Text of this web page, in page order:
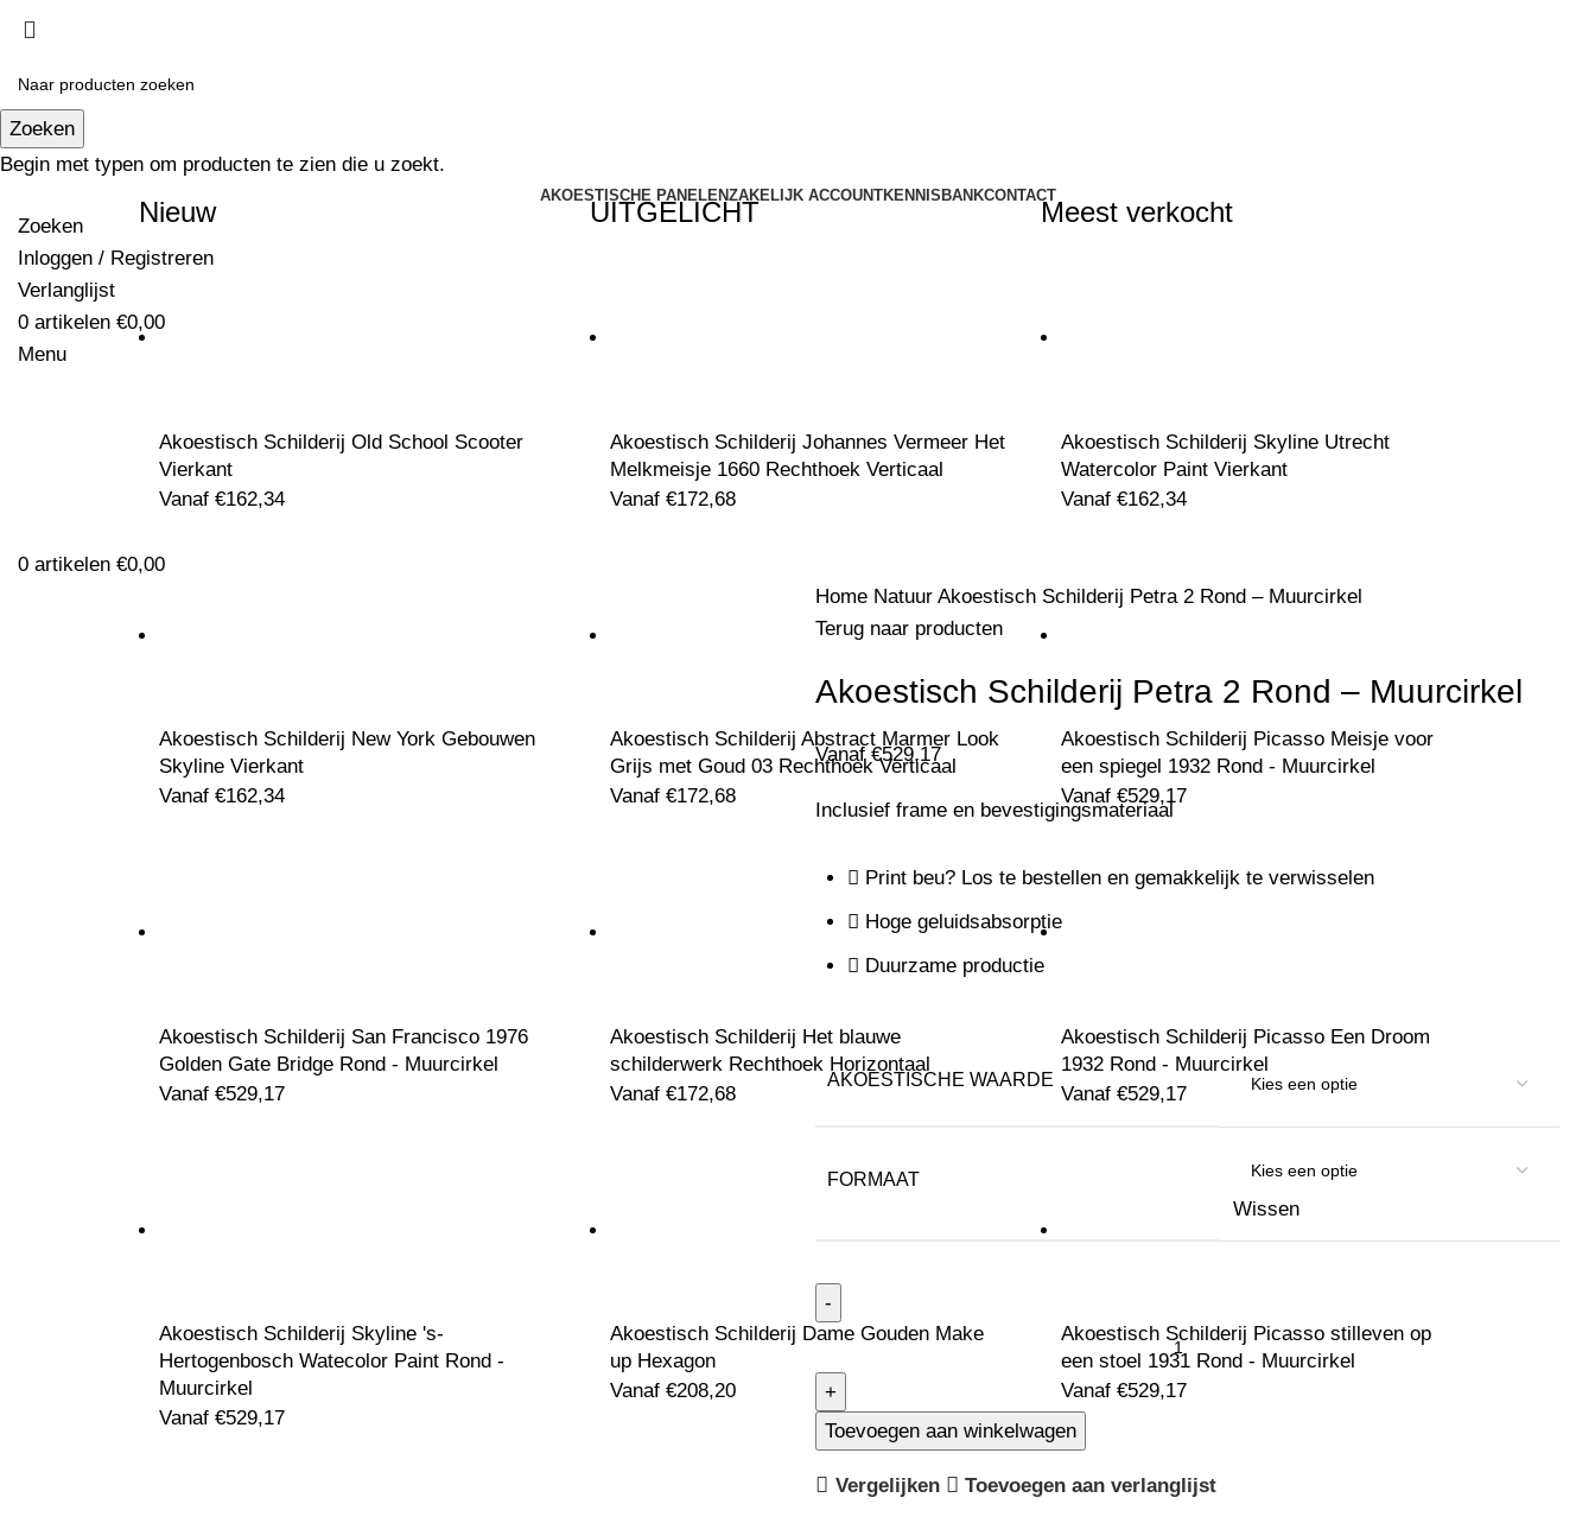
AKOESTISCHE PANELENZAKELIJK ACCOUNTKENNISBANKCONTACT
Zoeken
Inloggen / Registreren
Verlanglijst
0 artikelen €0,00
Menu
0 artikelen €0,00
Home Natuur Akoestisch Schilderij Petra 2 Rond – Muurcirkel
Terug naar producten
Akoestisch Schilderij Petra 2 Rond – Muurcirkel
Vanaf €529,17
Inclusief frame en bevestigingsmateriaal
Print beu? Los te bestellen en gemakkelijk te verwisselen
Hoge geluidsabsorptie
Duurzame productie
AKOESTISCHE WAARDE
FORMAAT
Wissen
Toevoegen aan winkelwagen
Vergelijken Toevoegen aan verlanglijst
Zoeken
Begin met typen om producten te zien die u zoekt.
Nieuw
Akoestisch Schilderij Old School Scooter
Vierkant
Vanaf €162,34
Akoestisch Schilderij New York Gebouwen
Skyline Vierkant
Vanaf €162,34
Akoestisch Schilderij San Francisco 1976
Golden Gate Bridge Rond - Muurcirkel
Vanaf €529,17
Akoestisch Schilderij Skyline 's-
Hertogenbosch Watecolor Paint Rond -
Muurcirkel
Vanaf €529,17
UITGELICHT
Akoestisch Schilderij Johannes Vermeer Het
Melkmeisje 1660 Rechthoek Verticaal
Vanaf €172,68
Akoestisch Schilderij Abstract Marmer Look
Grijs met Goud 03 Rechthoek Verticaal
Vanaf €172,68
Akoestisch Schilderij Het blauwe
schilderwerk Rechthoek Horizontaal
Vanaf €172,68
Akoestisch Schilderij Dame Gouden Make
up Hexagon
Vanaf €208,20
Meest verkocht
Akoestisch Schilderij Skyline Utrecht
Watercolor Paint Vierkant
Vanaf €162,34
Akoestisch Schilderij Picasso Meisje voor
een spiegel 1932 Rond - Muurcirkel
Vanaf €529,17
Akoestisch Schilderij Picasso Een Droom
1932 Rond - Muurcirkel
Vanaf €529,17
Akoestisch Schilderij Picasso stilleven op
een stoel 1931 Rond - Muurcirkel
Vanaf €529,17